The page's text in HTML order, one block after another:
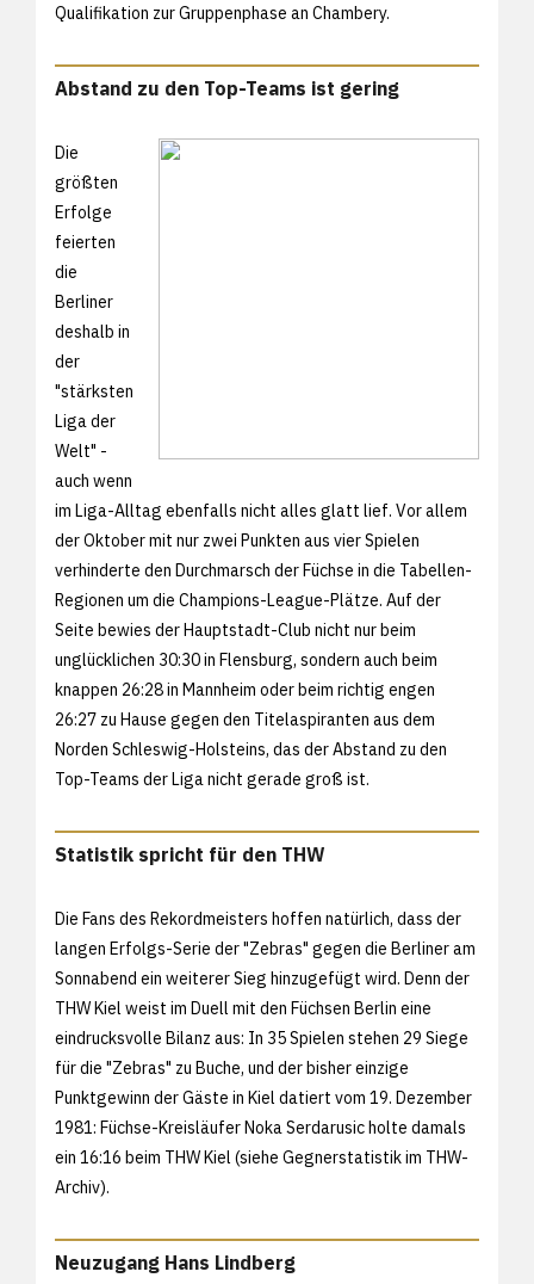
Qualifikation zur Gruppenphase an Chambery.
Abstand zu den Top-Teams ist gering
Die
größten
Erfolge
feierten
die
Berliner
deshalb in
der
"stärksten
Liga der
Welt" -
auch wenn
im Liga-Alltag ebenfalls nicht alles glatt lief. Vor allem
der Oktober mit nur zwei Punkten aus vier Spielen
verhinderte den Durchmarsch der Füchse in die Tabellen-
Regionen um die Champions-League-Plätze. Auf der
Seite bewies der Hauptstadt-Club nicht nur beim
unglücklichen 30:30 in Flensburg, sondern auch beim
knappen 26:28 in Mannheim oder beim richtig engen
26:27 zu Hause gegen den Titelaspiranten aus dem
Norden Schleswig-Holsteins, das der Abstand zu den
Top-Teams der Liga nicht gerade groß ist.
Statistik spricht für den THW
Die Fans des Rekordmeisters hoffen natürlich, dass der
langen Erfolgs-Serie der "Zebras" gegen die Berliner am
Sonnabend ein weiterer Sieg hinzugefügt wird. Denn der
THW Kiel weist im Duell mit den Füchsen Berlin eine
eindrucksvolle Bilanz aus: In 35 Spielen stehen 29 Siege
für die "Zebras" zu Buche, und der bisher einzige
Punktgewinn der Gäste in Kiel datiert vom 19. Dezember
1981: Füchse-Kreisläufer Noka Serdarusic holte damals
ein 16:16 beim THW Kiel (siehe Gegnerstatistik im THW-
Archiv).
Neuzugang Hans Lindberg